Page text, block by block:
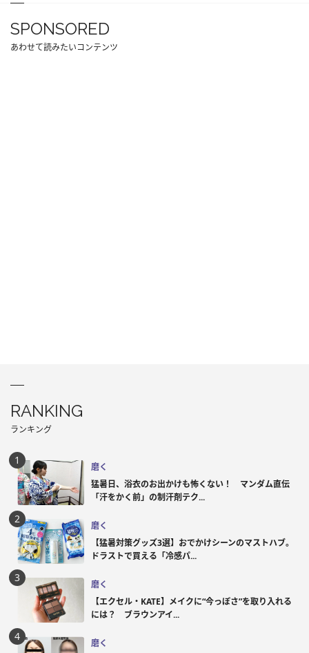
SPONSORED
あわせて読みたいコンテンツ
RANKING
ランキング
磨く
猛暑日、浴衣のお出かけも怖くない！ マンダム直伝
「汗をかく前」の制汗剤テク...
磨く
【猛暑対策グッズ3選】おでかけシーンのマストハブ。
ドラストで買える「冷感パ...
磨く
【エクセル・KATE】メイクに“今っぽさ”を取り入れる
には？ ブラウンアイ...
磨く